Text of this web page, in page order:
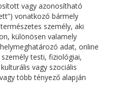
vagy azonosítható
vonatkozó bármely
személy, aki
különösen valamely
adat, online
testi, fiziológiai,
vagy szociális
több tényező alapján